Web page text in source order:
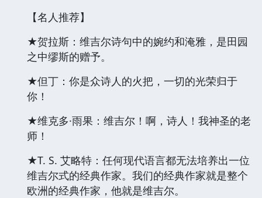
【名人推荐】
★贺拉斯：维吉尔诗句中的婉约和淹雅，是田园
之中缪斯的赠予。
★但丁：你是众诗人的火把，一切的光荣归于
你！
★维克多·雨果：维吉尔！啊，诗人！我神圣的老
师！
★T. S. 艾略特：任何现代语言都无法培养出一位
维吉尔式的经典作家。我们的经典作家就是整个
欧洲的经典作家，他就是维吉尔。